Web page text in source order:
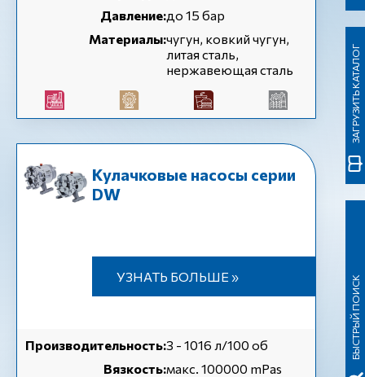
Давление:до 15 бар
Материалы:чугун, ковкий чугун,
литая сталь,
нержавеющая сталь
Кулачковые насосы серии
DW
УЗНАТЬ БОЛЬШЕ »
Производительность:3 - 1016 л/100 об
Вязкость:макс. 100000 mPas
БЫСТРЫЙ ПОИСК
ЗАГРУЗИТЬ КАТАЛОГ